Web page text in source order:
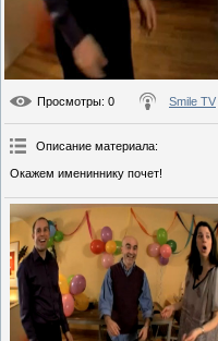
Просмотры: 0 Smile TV
Описание материала:
Окажем имениннику почет!